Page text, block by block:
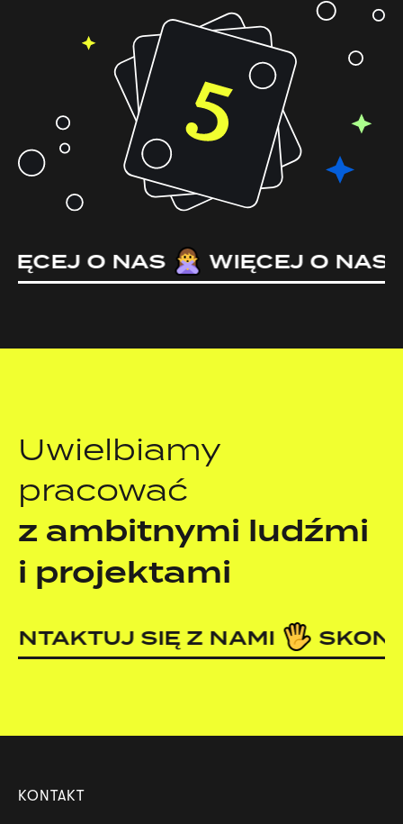
O NAS WIĘCEJ O NAS
Uwielbiamy
pracować
z ambitnymi ludźmi
i projektami
SIĘ Z NAMI
KONTAKT